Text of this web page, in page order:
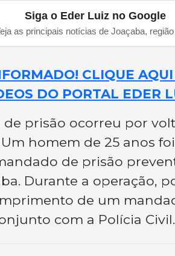
Siga o Eder Luiz no Google
as principais notícias de Joaçaba,
CLIQUE
DO PORTAL EDER
prisão ocorreu por
homem de 25 anos
de prisão
Durante a operação,
de um
com a Polícia Civil.